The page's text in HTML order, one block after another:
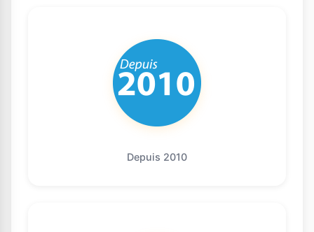
Depuis 2010